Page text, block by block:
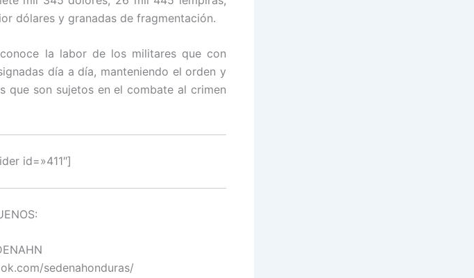
dólares y granadas de fragmentación.
la labor de los militares que con
día a día, manteniendo el orden y
que son sujetos en el combate al crimen
id=»411″]
sedenahonduras/